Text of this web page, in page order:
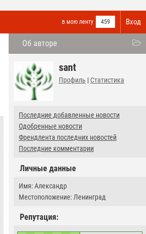
Вход
в мою ленту 459
Об авторе
sant
Профиль | Статистика
Последние добавленные новости
Одобренные новости
Френдлента последних новостей
Последние комментарии
Личные данные
Имя: Александр
Местоположение: Ленинград
Репутация: